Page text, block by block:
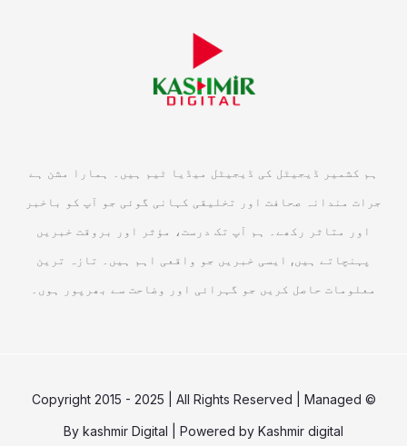
ہم کشمیر ڈیجیٹل کی ڈیجیٹل میڈیا ٹیم ہیں۔ ہمارا مشن ہے
جرات مندانہ صحافت اور تخلیقی کہانی گوئی جو آپ کو باخبر
اور متاثر رکھے۔ ہم آپ تک درست، مؤثر اور بروقت خبریں
پہنچاتے ہیں, ایسی خبریں جو واقعی اہم ہیں۔ تازہ ترین
معلومات حاصل کریں جو گہرائی اور وضاحت سے بھرپور ہوں۔
© Copyright 2015 - 2025 | All Rights Reserved | Managed
By kashmir Digital | Powered by Kashmir digital